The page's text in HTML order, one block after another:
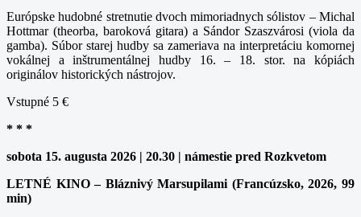
Európske hudobné stretnutie dvoch mimoriadnych sólistov – Michal
Hottmar (theorba, baroková gitara) a Sándor Szaszvárosi (viola da
gamba). Súbor starej hudby sa zameriava na interpretáciu komornej
vokálnej a inštrumentálnej hudby 16. – 18. stor. na kópiách
originálov historických nástrojov.
Vstupné 5 €
* * *
sobota 15. augusta 2026 | 20.30 | námestie pred Rozkvetom
LETNÉ KINO – Bláznivý Marsupilami (Francúzsko, 2026, 99
min)